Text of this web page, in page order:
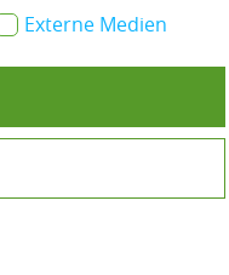
Externe Medien